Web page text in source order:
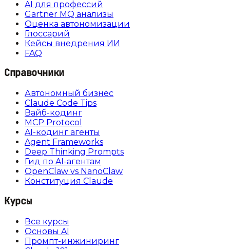
AI для профессий
Gartner MQ анализы
Оценка автономизации
Глоссарий
Кейсы внедрения ИИ
FAQ
Справочники
Автономный бизнес
Claude Code Tips
Вайб-кодинг
MCP Protocol
AI-кодинг агенты
Agent Frameworks
Deep Thinking Prompts
Гид по AI-агентам
OpenClaw vs NanoClaw
Конституция Claude
Курсы
Все курсы
Основы AI
Промпт-инжиниринг